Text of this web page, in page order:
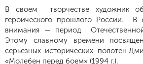
В своем творчестве художник
героического прошлого России. В
внимания — период
Этому славному времени
серьезных исторических полотен
«Молебен перед боем» (1994 г.).